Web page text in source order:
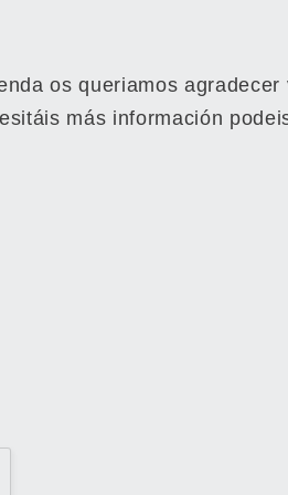
os queriamos agradecer
más información